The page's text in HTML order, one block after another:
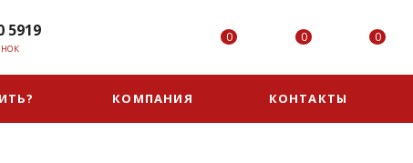
5919 0 0 0
КОМПАНИЯ КОНТАКТЫ